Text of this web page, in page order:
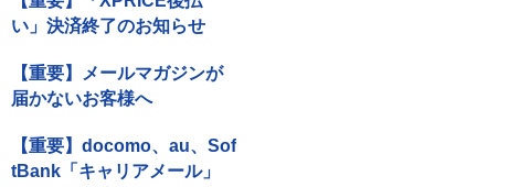
い」決済終了のお知らせ
【重要】メールマガジンが
届かないお客様へ
【重要】docomo、au、Sof
tBank「キャリアメール」